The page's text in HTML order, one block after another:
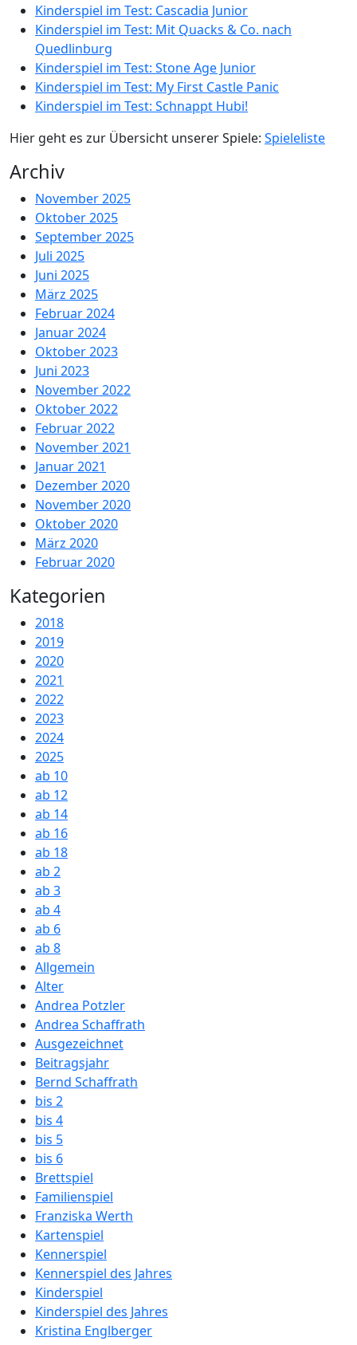
Kinderspiel im Test: Cascadia Junior
Kinderspiel im Test: Mit Quacks & Co. nach
Quedlinburg
Kinderspiel im Test: Stone Age Junior
Kinderspiel im Test: My First Castle Panic
Kinderspiel im Test: Schnappt Hubi!
Hier geht es zur Übersicht unserer Spiele: Spieleliste
Archiv
November 2025
Oktober 2025
September 2025
Juli 2025
Juni 2025
März 2025
Februar 2024
Januar 2024
Oktober 2023
Juni 2023
November 2022
Oktober 2022
Februar 2022
November 2021
Januar 2021
Dezember 2020
November 2020
Oktober 2020
März 2020
Februar 2020
Kategorien
2018
2019
2020
2021
2022
2023
2024
2025
ab 10
ab 12
ab 14
ab 16
ab 18
ab 2
ab 3
ab 4
ab 6
ab 8
Allgemein
Alter
Andrea Potzler
Andrea Schaffrath
Ausgezeichnet
Beitragsjahr
Bernd Schaffrath
bis 2
bis 4
bis 5
bis 6
Brettspiel
Familienspiel
Franziska Werth
Kartenspiel
Kennerspiel
Kennerspiel des Jahres
Kinderspiel
Kinderspiel des Jahres
Kristina Englberger